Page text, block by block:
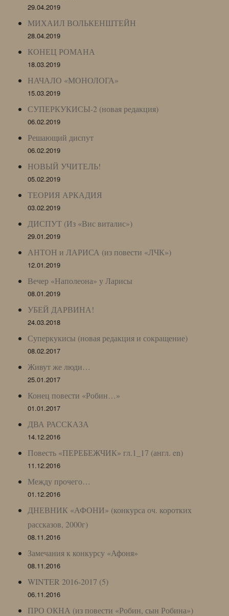
29.04.2019
МИХАИЛ ВОЛЬКЕНШТЕЙН
28.04.2019
КОНЕЦ РОМАНА
18.03.2019
НАЧАЛО «МОНОЛОГА»
15.03.2019
СУПЕРКУКИСЫ-2 (новая редакция)
06.02.2019
Решающий диспут
06.02.2019
НОВЫЙ УЧИТЕЛЬ!
05.02.2019
ТЕОРИЯ АРКАДИЯ
03.02.2019
ДИСПУТ (Из «Вис виталис»)
29.01.2019
АНТОН и ЛАРИСА (из повести «ЛЧК»)
12.01.2019
Вечер «Наполеона» у Ларисы
08.01.2019
УБЕЙ ДАРВИНА!
24.03.2018
Суперкукисы (новая редакция и сокращение)
08.02.2017
Живут же люди…
25.01.2017
Конец повести «Робин…»
01.01.2017
ДВА РАССКАЗА
14.12.2016
Повесть «ПЕРЕБЕЖЧИК» гл.1_17 (англ. en)
11.12.2016
Между прочего…
01.12.2016
ДНЕВНИК «АФОНИ» (конкурса оч. коротких
рассказов, 2000г)
08.11.2016
Замечания к конкурсу «Афоня»
08.11.2016
WINTER 2016-2017 (5)
06.11.2016
ПРО ОКНА (из повести «Робин, сын Робина»)